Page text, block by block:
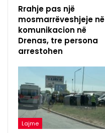
Rrahje pas një
mosmarrëveshjeje në
komunikacion në
Drenas, tre persona
arrestohen
Lajme